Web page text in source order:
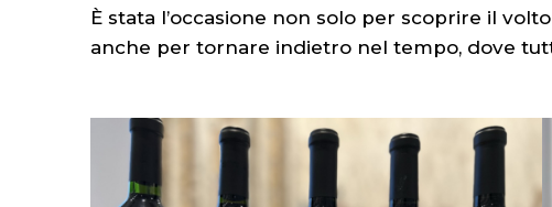
È stata l’occasione non solo per scoprire il
anche per tornare indietro nel tempo, dove